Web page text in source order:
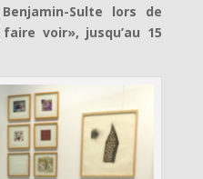
Sulte lors de
voir», jusqu’au 15